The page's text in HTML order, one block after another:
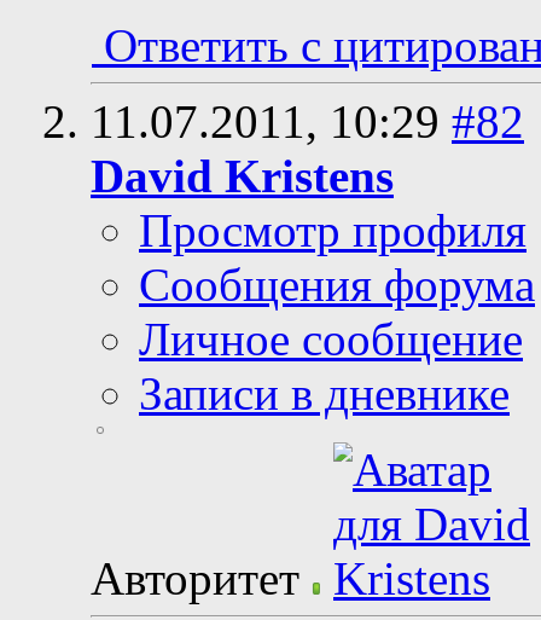
Ответить с
11.07.2011, 10:29 #82
David Kristens
Просмотр профиля
Сообщения форума
Личное сообщение
Записи в дневнике
Авторитет